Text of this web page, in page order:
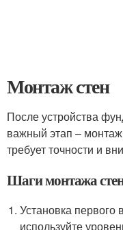
Монтаж стен
После устройства
важный этап –
требует точности и
Шаги монтажа
Установка первого
используйте